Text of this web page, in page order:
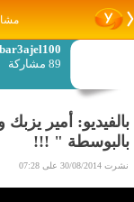
89 مشاركة
بالفيديو: أمير
بالبوسطة " !!!
نشرت 30/08/2014 على 07:28